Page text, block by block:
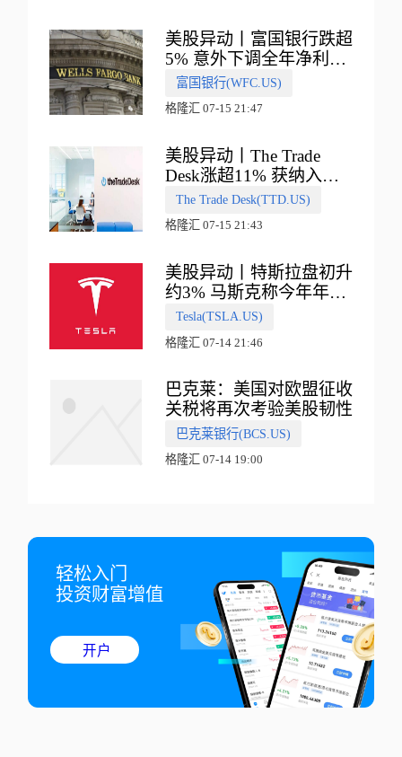
美股异动丨富国银行跌超
5% 意外下调全年净利息
收入指引
富国银行(WFC.US)
格隆汇 07-15 21:47
美股异动丨The Trade
Desk涨超11% 获纳入标
普500指数
The Trade Desk(TTD.US)
格隆汇 07-15 21:43
美股异动丨特斯拉盘初升
约3% 马斯克称今年年底
会有‘史诗级震撼’的演示
Tesla(TSLA.US)
格隆汇 07-14 21:46
巴克莱：美国对欧盟征收
关税将再次考验美股韧性
巴克莱银行(BCS.US)
格隆汇 07-14 19:00
轻松入门
投资财富增值
开户